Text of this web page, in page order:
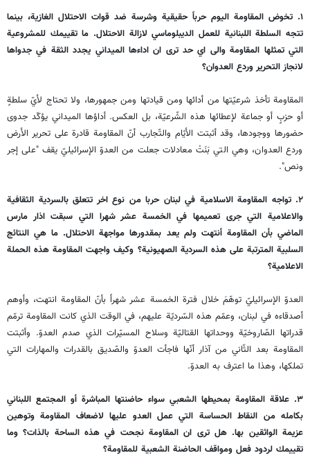
١. تخوض المقاومة اليوم حرباً حقيقية وشرسة ضد قوات الاحتلال الغازية، بينما
تتجه السلطة اللبنانية للعمل الديبلوماسي لازالة الاحتلال. ما تقييمك للمشروعية
التي تمثلها المقاومة والى اي حد ترى ان اداءها الميداني يجدد الثقة في جدواها
لانجاز التحرير وردع العدوان؟
المقاومة تأخذ شرعيّتها من أدائها ومن قيادتها ومن جمهورها، ولا تحتاج لأيّ سلطةٍ
أو حزبٍ أو جماعة لإعطائها هذه الشّرعيّة، بل العكس. أداؤها الميداني يؤكّد جدوى
حضورها ووجودها، وقد أثبتت الأيّام والتّجارب أنّ المقاومة قادرة على تحرير الأرض
وردع العدوان، وهي التي بَنَتْ معادلات جعلت من العدوّ الإسرائيليّ يقف "على إجر
ونص".
٢. تواجه المقاومة الاسلامية في لبنان حربا من نوع اخر تتعلق بالسردية الثقافية
والاعلامية التي جرى تعميمها في الخمسة عشر شهرا التي سبقت اذار مارس
الماضي بأن المقاومة أنتهت ولم يعد بمقدورها مواجهة الاحتلال. ما هي النتائج
السلبية المترتبة على هذه السردية الصهيونية؟ وكيف واجهت المقاومة هذه الحملة
الاعلامية؟
العدوّ الإسرائيليّ توهّمَ خلال فترة الخمسة عشر شهراً بأنّ المقاومة انتهت، وأوهم
أصدقاءه في لبنان، وعمّم هذه السّرديّة عليهم، في الوقت الذي كانت المقاومة ترمّم
قدراتها الصّاروخيّة ووحداتها القتاليّة وسلاح المسيّرات الذي صدم العدوّ. وأثبتت
المقاومة بعد الثّاني من آذار أنّها فاجأت العدوّ والصّديق بالقدرات والمهارات التي
تملكها، وهذا ما اعترف به العدوّ.
٣. علاقة المقاومة بمحيطها الشعبي سواء حاضنتها المباشرة أو المجتمع اللبناني
بكامله من النقاط الحساسة التي عمل العدو عليها لاضعاف المقاومة وتوهين
عزيمة الواثقين بها. هل ترى ان المقاومة نجحت في هذه الساحة بالذات؟ وما
تقييمك لردود فعل ومواقف الحاضنة الشعبية للمقاومة؟